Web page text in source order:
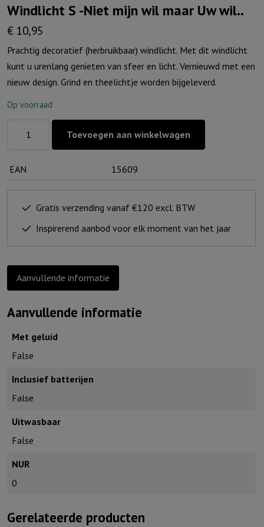
Windlicht S -Niet mijn wil maar Uw wil..
€ 10,95
Prachtig decoratief (herbruikbaar) windlicht. Met dit windlicht
kunt u urenlang genieten van sfeer en licht. Vernieuwd met een
nieuw design. Grind en theelichtje worden bijgeleverd.
Op voorraad
Niet
mijn
aantal
Toevoegen aan winkelwagen
EAN 15609
Gratis verzending vanaf €120 excl. BTW
Inspirerend aanbod voor elk moment van het jaar
Aanvullende informatie
Aanvullende informatie
Met geluid
False
Inclusief batterijen
False
Uitwasbaar
False
NUR
0
Gerelateerde producten